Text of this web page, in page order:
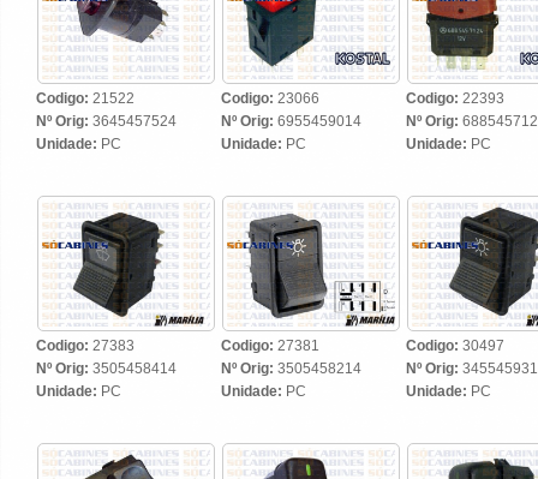
Codigo: 21522
Nº Orig: 3645457524
Unidade: PC
Codigo: 23066
Nº Orig: 6955459014
Unidade: PC
Codigo: 22393
Nº Orig:
Unidade: PC
Codigo: 27383
Nº Orig: 3505458414
Unidade: PC
Codigo: 27381
Nº Orig: 3505458214
Unidade: PC
Codigo: 30497
Nº Orig:
Unidade: PC